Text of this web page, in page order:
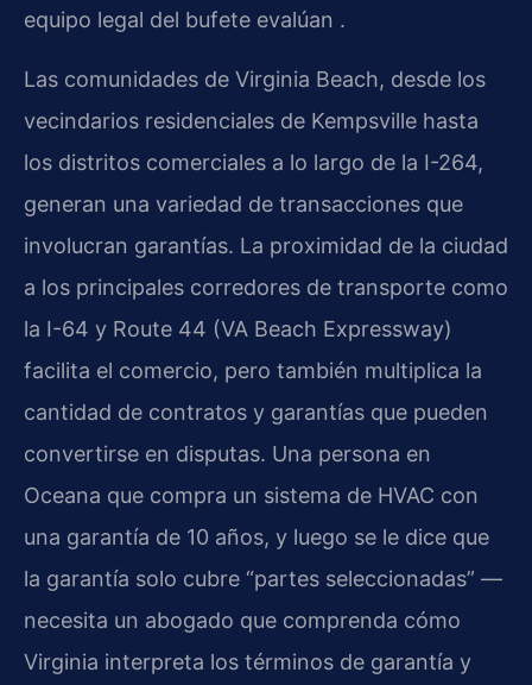
equipo legal del bufete evalúan .
Las comunidades de Virginia Beach, desde los
vecindarios residenciales de Kempsville hasta
los distritos comerciales a lo largo de la I-264,
generan una variedad de transacciones que
involucran garantías. La proximidad de la ciudad
a los principales corredores de transporte como
la I-64 y Route 44 (VA Beach Expressway)
facilita el comercio, pero también multiplica la
cantidad de contratos y garantías que pueden
convertirse en disputas. Una persona en
Oceana que compra un sistema de HVAC con
una garantía de 10 años, y luego se le dice que
la garantía solo cubre “partes seleccionadas” —
necesita un abogado que comprenda cómo
Virginia interpreta los términos de garantía y